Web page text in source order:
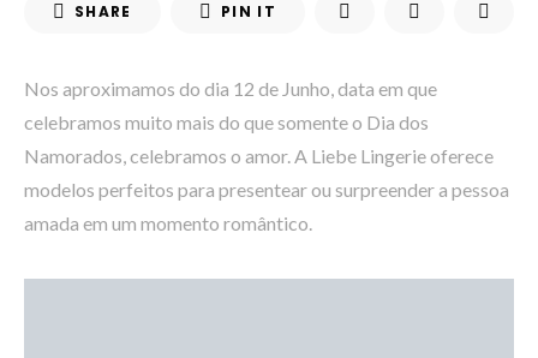
SHARE PIN IT
Nos aproximamos do dia 12 de Junho, data em que
celebramos muito mais do que somente o Dia dos
Namorados, celebramos o amor. A Liebe Lingerie oferece
modelos perfeitos para presentear ou surpreender a pessoa
amada em um momento romântico.